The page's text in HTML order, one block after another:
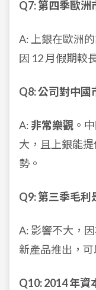
Q7: 第四季歐洲
A: 上銀在歐洲
因 12 月假期較
Q8: 公司對中國
A: 非常樂觀 。
大，且上銀能
勢。
Q9: 第三季毛利
A: 影響不大，
新產品推出，可
Q10: 2014 年資